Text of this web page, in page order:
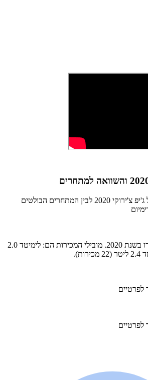
השוואת רמות הגימור של ג'יפ צ'ירוקי 2020 לבין המתחרים הבולטים
47 רכבי ג'יפ צ'ירוקי נמכרו בשנת 2020. מובילי המכירות הם: לימיטד 2.0